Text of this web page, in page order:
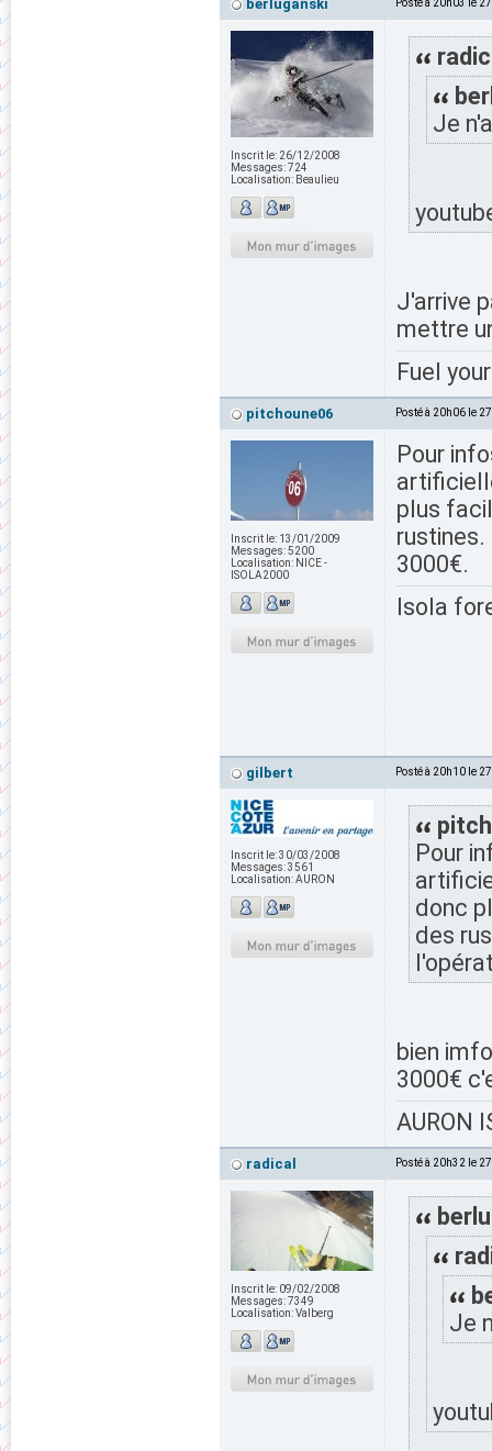
berluganski Posté à 20h03 le
Inscrit le: 26/12/2008
Messages:724
Localisation: Beaulieu
Je
J'arrive
mettre
Fuel
pitchoune06 Posté à 20h06 le
Inscrit le: 13/01/2009
Messages:5200
Localisation: NICE -
ISOLA2000
Pour
plus
3000€.
Isola
gilbert Posté à 20h10 le
Inscrit le:30/03/2008
Messages:3561
Localisation:AURON
Pour
donc
des
bien
3000€
AURON
radical Posté à 20h32 le
Inscrit le: 09/02/2008
Messages:7349
Localisation:Valberg
Je